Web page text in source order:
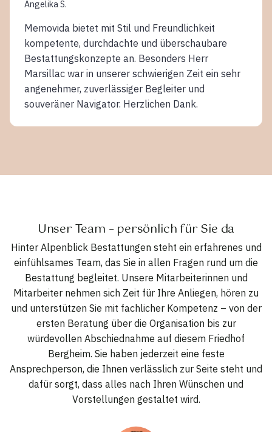
Angelika S.
Memovida bietet mit Stil und Freundlichkeit
kompetente, durchdachte und überschaubare
Bestattungskonzepte an. Besonders Herr
Marsillac war in unserer schwierigen Zeit ein sehr
angenehmer, zuverlässiger Begleiter und
souveräner Navigator. Herzlichen Dank.
Unser Team – persönlich für Sie da
Hinter Alpenblick Bestattungen steht ein erfahrenes und
einfühlsames Team, das Sie in allen Fragen rund um die
Bestattung begleitet. Unsere Mitarbeiterinnen und
Mitarbeiter nehmen sich Zeit für Ihre Anliegen, hören zu
und unterstützen Sie mit fachlicher Kompetenz – von der
ersten Beratung über die Organisation bis zur
würdevollen Abschiednahme auf diesem Friedhof
Bergheim. Sie haben jederzeit eine feste
Ansprechperson, die Ihnen verlässlich zur Seite steht und
dafür sorgt, dass alles nach Ihren Wünschen und
Vorstellungen gestaltet wird.